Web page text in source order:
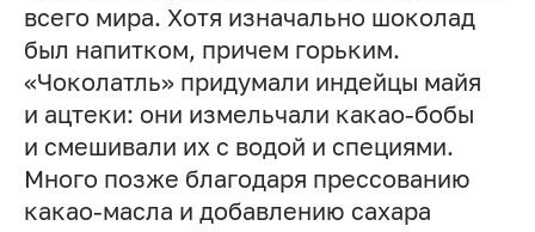
всего мира. Хотя изначально шоколад
был напитком, причем горьким.
«Чоколатль» придумали индейцы майя
и ацтеки: они измельчали какао-бобы
и смешивали их с водой и специями.
Много позже благодаря прессованию
какао-масла и добавлению сахара